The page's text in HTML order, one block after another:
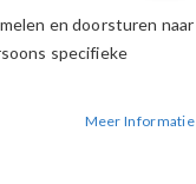
en doorsturen naar
specifieke
Meer Informatie